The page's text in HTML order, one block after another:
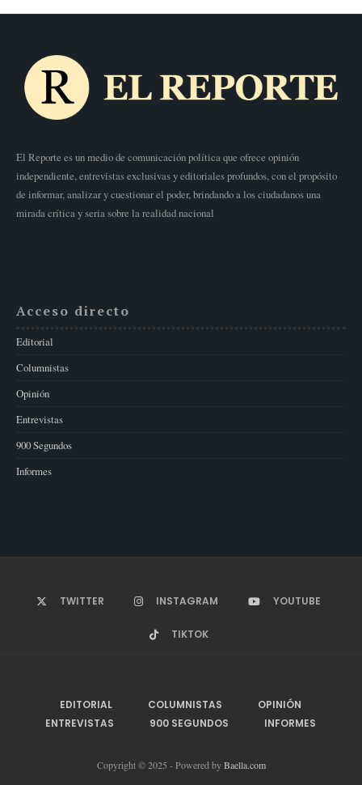
El Reporte es un medio de comunicación política que ofrece opinión
independiente, entrevistas exclusivas y editoriales profundos, con el propósito
de informar, analizar y cuestionar el poder, brindando a los ciudadanos una
mirada crítica y seria sobre la realidad nacional
Acceso directo
Editorial
Columnistas
Opinión
Entrevistas
900 Segundos
Informes
TWITTER INSTAGRAM YOUTUBE
TIKTOK
EDITORIAL COLUMNISTAS
OPINIÓN
ENTREVISTAS
900 SEGUNDOS INFORMES
Copyright © 2025 - Powered byBaella.com